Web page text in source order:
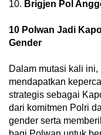
10. Brigjen Pol
10 Polwan Jadi
Gender
Dalam mutasi kali
mendapatkan
strategis sebagai
dari komitmen Polri
gender serta